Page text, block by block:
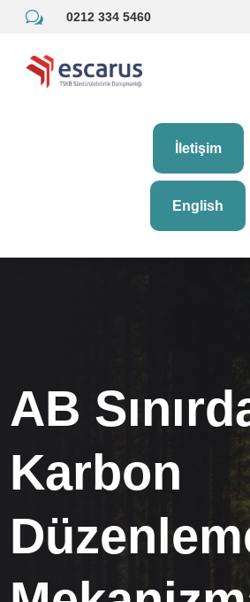
w 0212 334 5460
İletişim
English
AB
Karbon